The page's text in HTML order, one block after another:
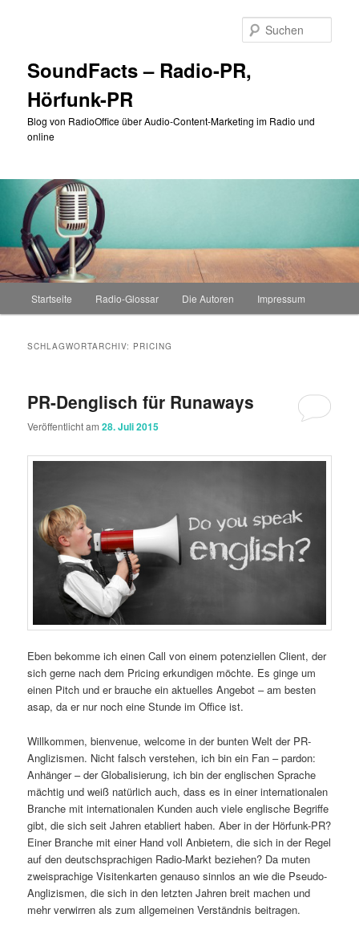
SoundFacts – Radio-PR,
Hörfunk-PR
Blog von RadioOffice über Audio-Content-Marketing im Radio und
online
Startseite Radio-Glossar Die Autoren Impressum
SCHLAGWORTARCHIV: PRICING
PR-Denglisch für Runaways
Veröffentlicht am28. Juli 2015
Eben bekomme ich einen Call von einem potenziellen Client, der
sich gerne nach dem Pricing erkundigen möchte. Es ginge um
einen Pitch und er brauche ein aktuelles Angebot – am besten
asap, da er nur noch eine Stunde im Office ist.
Willkommen, bienvenue, welcome in der bunten Welt der PR-
Anglizismen. Nicht falsch verstehen, ich bin ein Fan – pardon:
Anhänger – der Globalisierung, ich bin der englischen Sprache
mächtig und weiß natürlich auch, dass es in einer internationalen
Branche mit internationalen Kunden auch viele englische Begriffe
gibt, die sich seit Jahren etabliert haben. Aber in der Hörfunk-PR?
Einer Branche mit einer Hand voll Anbietern, die sich in der Regel
auf den deutschsprachigen Radio-Markt beziehen? Da muten
zweisprachige Visitenkarten genauso sinnlos an wie die Pseudo-
Anglizismen, die sich in den letzten Jahren breit machen und
mehr verwirren als zum allgemeinen Verständnis beitragen.